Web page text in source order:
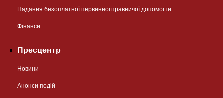
Надання безоплатної первинної правничої допомогти
Фінанси
Пресцентр
Новини
Анонси подій